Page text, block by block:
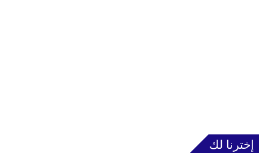
إخترنا لك